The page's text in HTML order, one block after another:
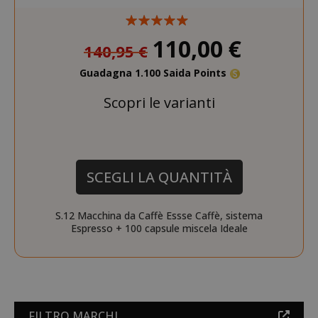
140,95 € 110,00 €
Guadagna 1.100 Saida Points
Scopri le varianti
SCEGLI LA QUANTITÀ
S.12 Macchina da Caffè Essse Caffè, sistema
Espresso + 100 capsule miscela Ideale
SADEVSESSID
_GRECAPTCHA
mage-cache-sessid